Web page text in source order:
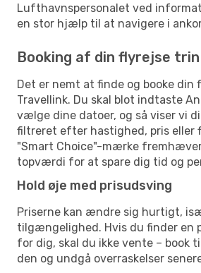
Lufthavnspersonalet ved
en stor hjælp til at navigere i
Booking af din flyrejse
Det er nemt at finde og booke din
Travellink. Du skal blot indtaste
vælge dine datoer, og så viser vi
filtreret efter hastighed, pris eller
"Smart Choice"-mærke
topværdi for at spare dig tid og
Hold øje med prisudsving
Priserne kan ændre sig hurtigt,
tilgængelighed. Hvis du finder en
for dig, skal du ikke vente – book
den og undgå overraskelser